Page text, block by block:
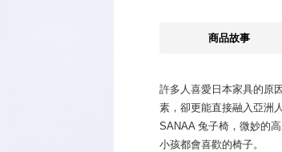
商品故事
許多人喜愛日本家具的原
素，卻更能直接融入亞洲
SANAA 兔子椅，微妙的
小孩都會喜歡的椅子。